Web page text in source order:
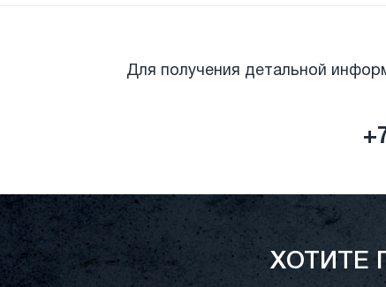
Для получения детальной
ХОТИТЕ